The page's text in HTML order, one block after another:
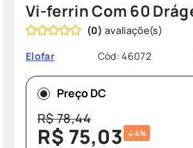
protetor solar
teste gravidez
Vi-ferrin Com 60
(0)
Elofar
Cód:46072
Preço DC
R$78,44
R$ 75,03 4%